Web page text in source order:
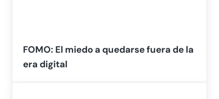
FOMO: El miedo a quedarse fuera de la
era digital